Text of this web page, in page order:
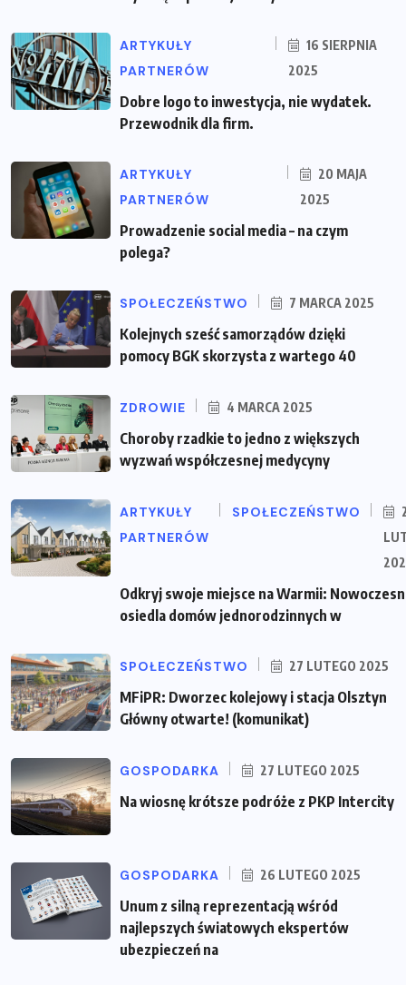
ARTYKUŁY
PARTNERÓW
16 SIERPNIA
2025
Dobre logo to inwestycja, nie wydatek.
Przewodnik dla firm.
ARTYKUŁY
PARTNERÓW
20 MAJA
2025
Prowadzenie social media – na czym
polega?
SPOŁECZEŃSTWO 7 MARCA 2025
Kolejnych sześć samorządów dzięki
pomocy BGK skorzysta z wartego 40
ZDROWIE 4 MARCA 2025
Choroby rzadkie to jedno z większych
wyzwań współczesnej medycyny
ARTYKUŁY
PARTNERÓW
SPOŁECZEŃSTWO
Odkryj swoje miejsce na Warmii:
osiedla domów jednorodzinnych w
SPOŁECZEŃSTWO 27 LUTEGO 2025
MFiPR: Dworzec kolejowy i stacja Olsztyn
Główny otwarte! (komunikat)
GOSPODARKA 27 LUTEGO 2025
Na wiosnę krótsze podróże z PKP Intercity
GOSPODARKA 26 LUTEGO 2025
Unum z silną reprezentacją wśród
najlepszych światowych ekspertów
ubezpieczeń na